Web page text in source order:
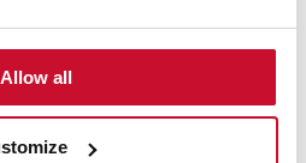
Allow all
CFH 15200 L3C